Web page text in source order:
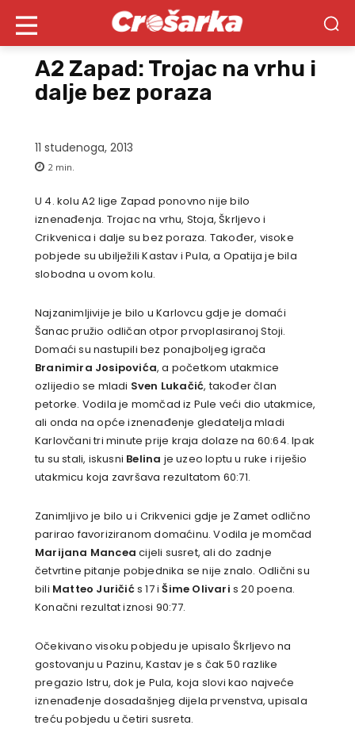
A2 Zapad: Trojac na vrhu i
dalje bez poraza
11 studenoga, 2013
2 min.
U 4. kolu A2 lige Zapad ponovno nije bilo
iznenađenja. Trojac na vrhu, Stoja, Škrljevo i
Crikvenica i dalje su bez poraza. Također, visoke
pobjede su ubilježili Kastav i Pula, a Opatija je bila
slobodna u ovom kolu.
Najzanimljivije je bilo u Karlovcu gdje je domaći
Šanac pružio odličan otpor prvoplasiranoj Stoji.
Domaći su nastupili bez ponajboljeg igrača
Branimira Josipovića, a početkom utakmice
ozlijedio se mladi Sven Lukačić, također član
petorke. Vodila je momčad iz Pule veći dio utakmice,
ali onda na opće iznenađenje gledatelja mladi
Karlovčani tri minute prije kraja dolaze na 60:64. Ipak
tu su stali, iskusni Belina je uzeo loptu u ruke i riješio
utakmicu koja završava rezultatom 60:71.
Zanimljivo je bilo u i Crikvenici gdje je Zamet odlično
parirao favoriziranom domaćinu. Vodila je momčad
Marijana Mancea cijeli susret, ali do zadnje
četvrtine pitanje pobjednika se nije znalo. Odlični su
bili Matteo Juričićs 17 iŠime Olivari s 20 poena.
Konačni rezultat iznosi 90:77.
Očekivano visoku pobjedu je upisalo Škrljevo na
gostovanju u Pazinu, Kastav je s čak 50 razlike
pregazio Istru, dok je Pula, koja slovi kao najveće
iznenađenje dosadašnjeg dijela prvenstva, upisala
treću pobjedu u četiri susreta.